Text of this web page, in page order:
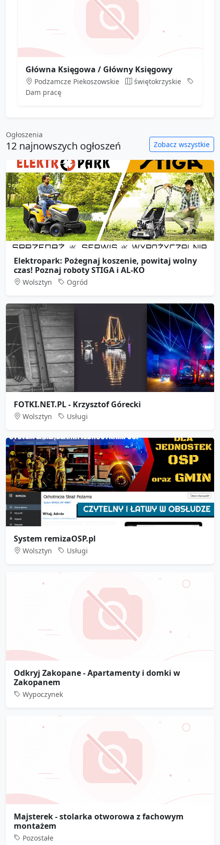
Główna Księgowa / Główny Księgowy
Podzamcze Piekoszowskie
świętokrzyskie
Dam pracę
Ogłoszenia
12 najnowszych ogłoszeń Zobacz wszystkie
Elektropark: Pożegnaj koszenie, powitaj wolny
czas! Poznaj roboty STIGA i AL-KO
Wolsztyn Ogród
FOTKI.NET.PL - Krzysztof Górecki
Wolsztyn Usługi
System remizaOSP.pl
Wolsztyn Usługi
Odkryj Zakopane - Apartamenty i domki w
Zakopanem
Wypoczynek
Majsterek - stolarka otworowa z fachowym
montażem
Pozostałe